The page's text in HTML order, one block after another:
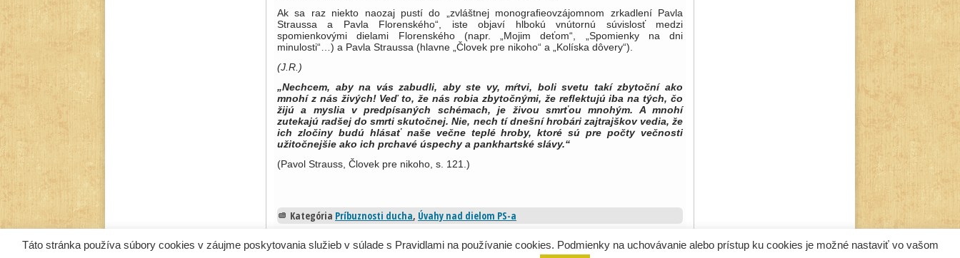
Ak sa raz niekto naozaj pustí do „zvláštnej monograﬁeovzájomnom zrkadlení Pavla
Straussa a Pavla Florenského“, iste objaví hlbokú vnútornú súvislosť medzi
spomienkovými dielami Florenského (napr. „Mojim deťom“, „Spomienky na dni
minulosti“…) a Pavla Straussa (hlavne „Človek pre nikoho“ a „Kolíska dôvery“).
(J.R.)
„Nechcem, aby na vás zabudli, aby ste vy, mŕtvi, boli sve­tu takí zbytoční ako
mnohí z nás živých! Veď to, že nás robia zbytočnými, že reﬂektujú iba na tých, čo
žijú a mys­lia v predpísaných schémach, je živou smrťou mnohým. A mnohí
zutekajú radšej do smrti skutočnej. Nie, nech tí dnešní hrobári zajtrajškov vedia, že
ich zločiny budú hlásať naše večne teplé hroby, ktoré sú pre počty večnosti
užitoč­nejšie ako ich prchavé úspechy a pankhartské slávy.“
(Pavol Strauss, Človek pre nikoho, s. 121.)
Kategória Príbuznosti ducha, Úvahy nad dielom PS-a
Designed by TDz.
Táto stránka používa súbory cookies v záujme poskytovania služieb v súlade s Pravidlami na používanie cookies. Podmienky na uchovávanie alebo prístup ku cookies je možné nastaviť vo vašom